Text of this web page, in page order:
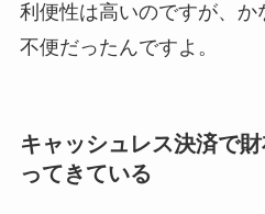
利便性は高いのですが、か
不便だったんですよ。
キャッシュレス決済で
ってきている